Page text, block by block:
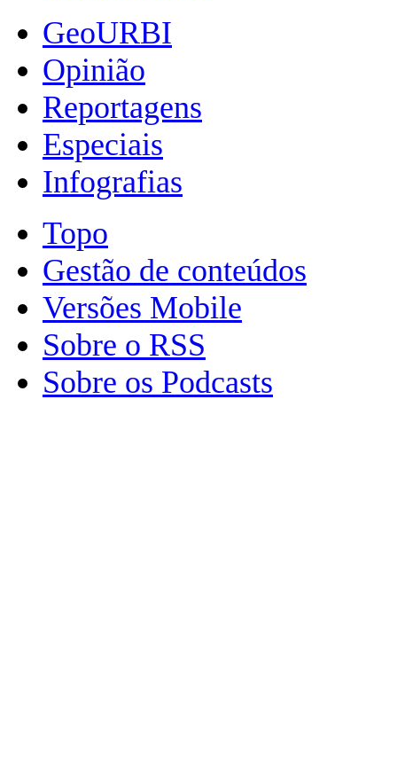
GeoURBI
Opinião
Reportagens
Especiais
Infografias
Topo
Gestão de conteúdos
Versões Mobile
Sobre o RSS
Sobre os Podcasts